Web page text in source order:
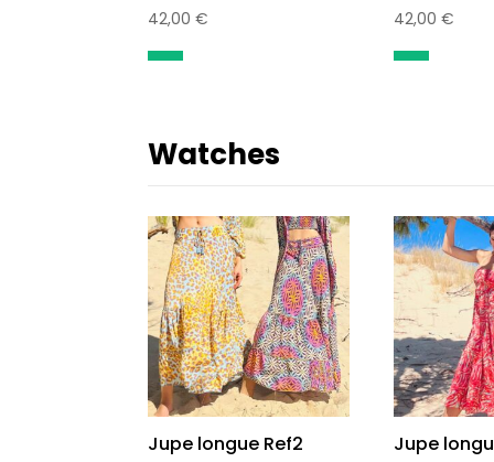
42,00€ 42,00€
Watches
Jupe longue Ref2 Jupe